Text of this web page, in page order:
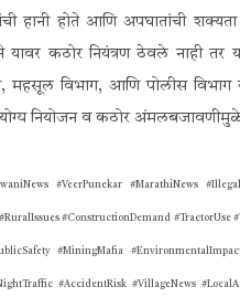
हानी होते आणि अपघातांची
यावर कठोर नियंत्रण ठेवले नाही तर
महसूल विभाग, आणि पोलीस विभाग
नियोजन व कठोर
#VeerPunekar #MarathiNews
#ConstructionDemand
#MiningMafia
#AccidentRisk #VillageNews